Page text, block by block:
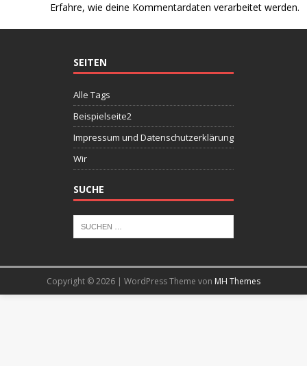
Erfahre, wie deine Kommentardaten verarbeitet werden.
SEITEN
Alle Tags
Beispielseite2
Impressum und Datenschutzerklärung
Wir
SUCHE
Copyright © 2026 | WordPress Theme von MH Themes